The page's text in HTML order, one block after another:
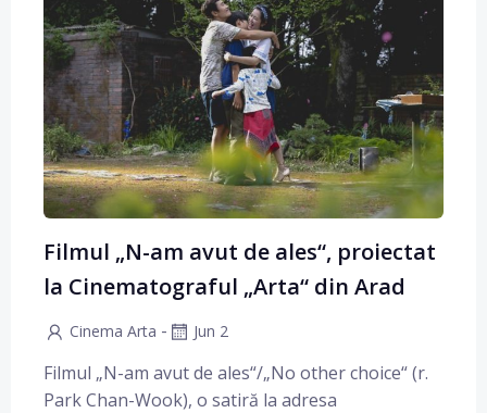
Filmul „N-am avut de ales“, proiectat
la Cinematograful „Arta“ din Arad
Cinema Arta - Jun 2
Filmul „N-am avut de ales“/„No other choice“ (r.
Park Chan-Wook), o satiră la adresa